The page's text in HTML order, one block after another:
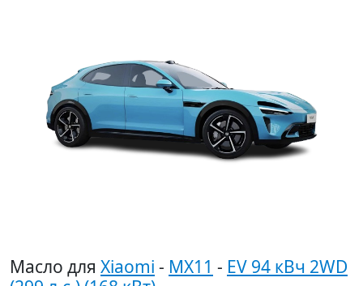
Масло для Xiaomi - MX11 - EV 94 кВч 2WD